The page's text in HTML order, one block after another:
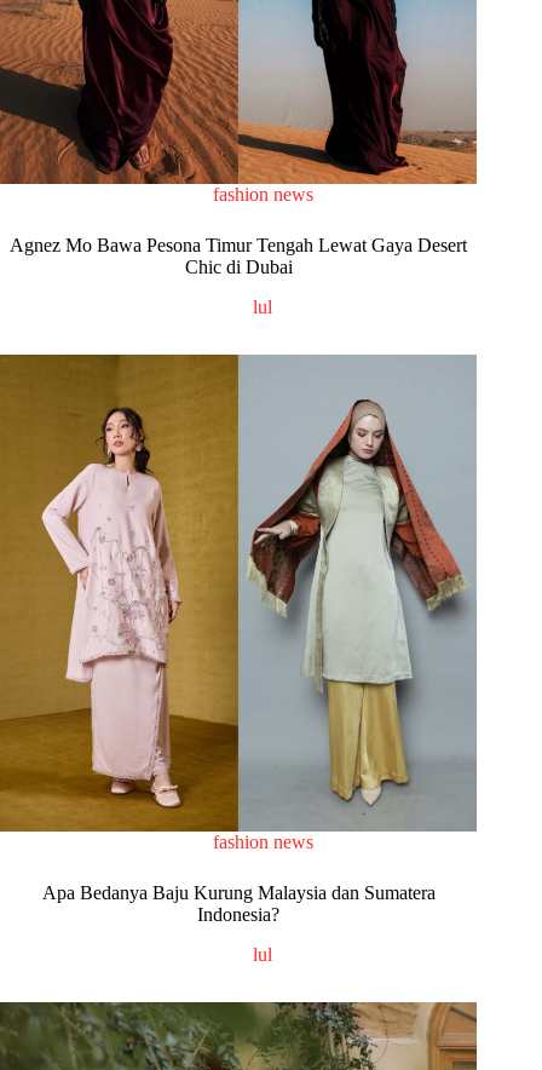
fashion news
Agnez Mo Bawa Pesona Timur Tengah Lewat Gaya Desert
Chic di Dubai
lul
fashion news
Apa Bedanya Baju Kurung Malaysia dan Sumatera
Indonesia?
lul